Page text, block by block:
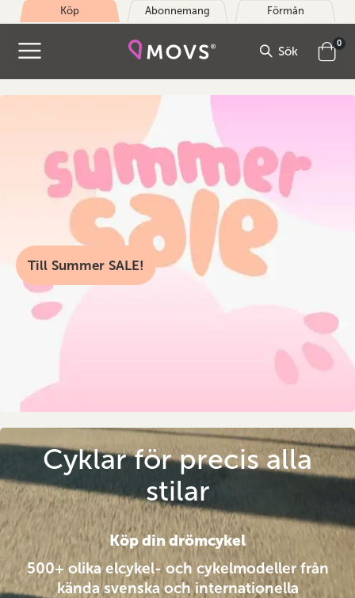
Köp Abonnemang Förmån
Sök Cart
0
Till Summer SALE!
Cyklar för precis alla
stilar
Köp din drömcykel
500+ olika elcykel- och cykelmodeller från
kända svenska och internationella